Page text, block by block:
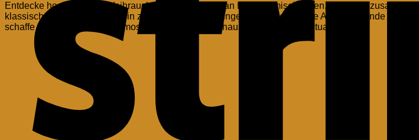
Entdecke hochwertigen Weihrauch und eine Vielfalt an Räuchermischungen, sorgfältig
klassischem Weihrauch bis hin zu speziellen Mischungen für verschiedene Anlässe – finde die
schaffe eine harmonische Atmosphäre in deinem Zuhause oder deinem Ritualraum.